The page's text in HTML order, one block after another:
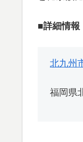
■詳細情報
北九州
福岡県